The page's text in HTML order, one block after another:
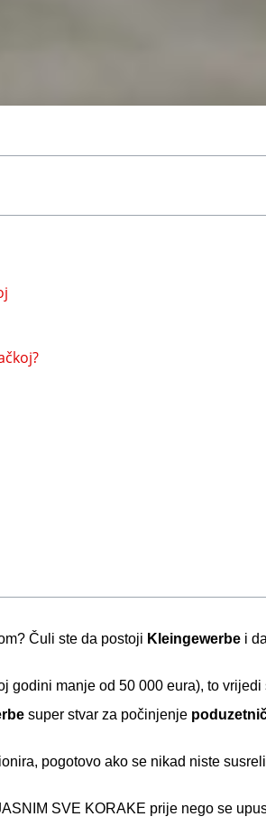
Čuli ste da postoji Kleingewerbe i
manje od 50 000 eura), to
super stvar za počinjenje
pogotovo ako se nikad niste
SVE KORAKE prije nego se